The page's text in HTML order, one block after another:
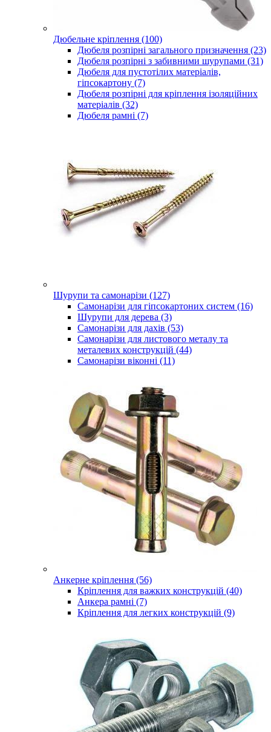
Дюбельне кріплення (100)
Дюбеля розпірні загального призначення (23)
Дюбеля розпірні з забивними шурупами (31)
Дюбеля для пустотілих матеріалів,
гіпсокартону (7)
Дюбеля розпірні для кріплення ізоляційних
матеріалів (32)
Дюбеля рамні (7)
Шурупи та самонарізи (127)
Самонарізи для гіпсокартоних систем (16)
Шурупи для дерева (3)
Самонарізи для дахів (53)
Самонарізи для листового металу та
металевих конструкцій (44)
Самонарізи віконні (11)
Анкерне кріплення (56)
Кріплення для важких конструкцій (40)
Анкера рамні (7)
Кріплення для легких конструкцій (9)